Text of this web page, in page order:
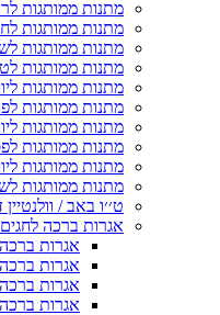
מתנות ממותגות
מתנות ממותגות
מתנות ממותגות
מתנות ממותגות
מתנות ממותגות
מתנות ממותגות
מתנות ממותגות
מתנות ממותגות
מתנות ממותגות
מתנות ממותגות
ט׳׳ו באב / וולנטיין
אגרות ברכה לחגים
אגרות
אגרות
אגרות ברכה
אגרות